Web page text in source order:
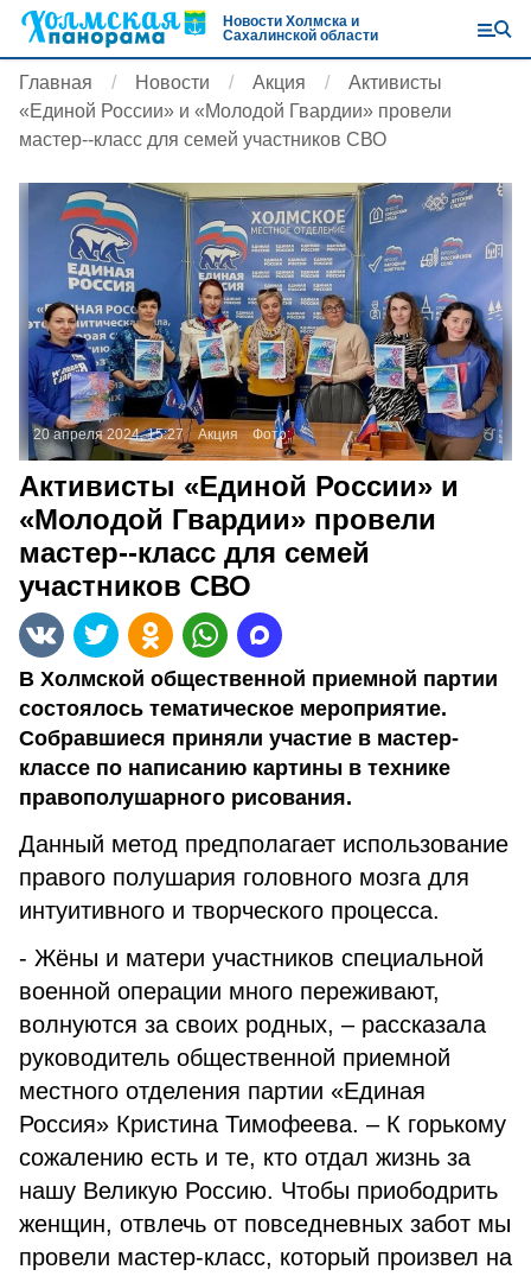
Новости Холмска и
Сахалинской области
Главная Новости Акция
Активисты
«Единой России» и «Молодой Гвардии» провели
мастер--класс для семей участников СВО
20 апреля 2024, 15:27 Акция Фото:
Активисты «Единой России» и
«Молодой Гвардии» провели
мастер--класс для семей
участников СВО
В Холмской общественной приемной партии
состоялось тематическое мероприятие.
Собравшиеся приняли участие в мастер-
классе по написанию картины в технике
правополушарного рисования.
Данный метод предполагает использование
правого полушария головного мозга для
интуитивного и творческого процесса.
- Жёны и матери участников специальной
военной операции много переживают,
волнуются за своих родных, – рассказала
руководитель общественной приемной
местного отделения партии «Единая
Россия» Кристина Тимофеева. – К горькому
сожалению есть и те, кто отдал жизнь за
нашу Великую Россию. Чтобы приободрить
женщин, отвлечь от повседневных забот мы
провели мастер-класс, который произвел на